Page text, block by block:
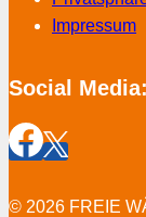
Impressum
Social Media:
© 2026 FREIE